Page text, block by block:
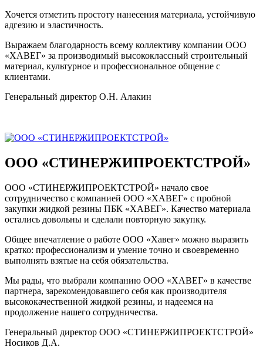
Хочется отметить простоту нанесения материала, устойчивую
адгезию и эластичность.
Выражаем благодарность всему коллективу компании ООО
«ХАВЕГ» за производимый высококлассный строительный
материал, культурное и профессиональное общение с
клиентами.
Генеральный директор О.Н. Алакин
ООО «СТИНЕРЖИПРОЕКТСТРОЙ»
ООО «СТИНЕРЖИПРОЕКТСТРОЙ» начало свое
сотрудничество с компанией ООО «ХАВЕГ» с пробной
закупки жидкой резины ПБК «ХАВЕГ». Качество материала
остались довольны и сделали повторную закупку.
Общее впечатление о работе ООО «Хавег» можно выразить
кратко: профессионализм и умение точно и своевременно
выполнять взятые на себя обязательства.
Мы рады, что выбрали компанию ООО «ХАВЕГ» в качестве
партнера, зарекомендовавшего себя как производителя
высококачественной жидкой резины, и надеемся на
продолжение нашего сотрудничества.
Генеральный директор ООО «СТИНЕРЖИПРОЕКТСТРОЙ»
Носиков Д.А.